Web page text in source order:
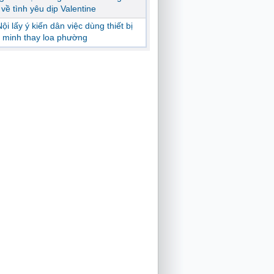
tình yêu dịp Valentine
lấy ý kiến dân việc dùng thiết bị
minh thay loa phường